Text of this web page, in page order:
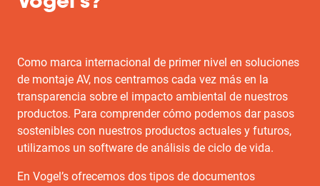
Como marca internacional de primer nivel en soluciones
de montaje AV, nos centramos cada vez más en la
transparencia sobre el impacto ambiental de nuestros
productos. Para comprender cómo podemos dar pasos
sostenibles con nuestros productos actuales y futuros,
utilizamos un software de análisis de ciclo de vida.
En Vogel’s ofrecemos dos tipos de documentos